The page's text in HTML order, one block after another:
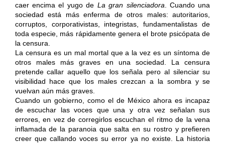
caer encima el yugo de La gran silenciadora . Cuando una
sociedad está más enferma de otros males: autoritarios,
corruptos, corporativistas, integristas, fundamentalistas de
toda especie, más rápidamente genera el brote psicópata de
la censura.
La censura es un mal mortal que a la vez es un síntoma de
otros males más graves en una sociedad. La censura
pretende callar aquello que los señala pero al silenciar su
visibilidad hace que los males crezcan a la sombra y se
vuelvan aún más graves.
Cuando un gobierno, como el de México ahora es incapaz
de escuchar las voces que una y otra vez señalan sus
errores, en vez de corregirlos escuchan el ritmo de la vena
inflamada de la paranoia que salta en su rostro y prefieren
creer que callando voces su error ya no existe. La historia